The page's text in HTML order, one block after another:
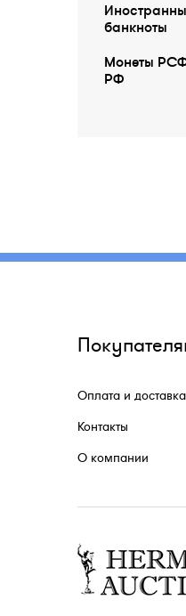
бaнкноты
Монеты
РФ
Оплата и доставка
Контакты
О компании